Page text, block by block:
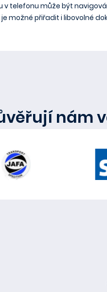
v telefonu může být
možné přiřadit i libovolné
nám